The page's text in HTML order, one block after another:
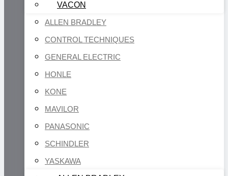
VACON
ALLEN BRADLEY
CONTROL TECHNIQUES
GENERAL ELECTRIC
HONLE
KONE
MAVILOR
PANASONIC
SCHINDLER
YASKAWA